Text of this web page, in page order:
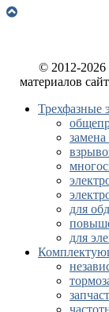
© 2012-2026
материалов
Трехфазные
для
для